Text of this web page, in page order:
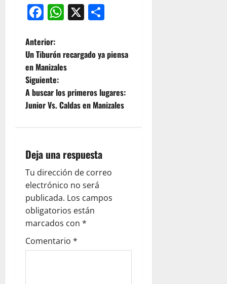
Facebook
WhatsApp
X
Anterior:
Un Tiburón recargado ya piensa
en Manizales
Siguiente:
A buscar los primeros lugares:
Junior Vs. Caldas en Manizales
Deja una respuesta
Tu dirección de correo
electrónico no será
publicada. Los campos
obligatorios están
marcados con *
Comentario *